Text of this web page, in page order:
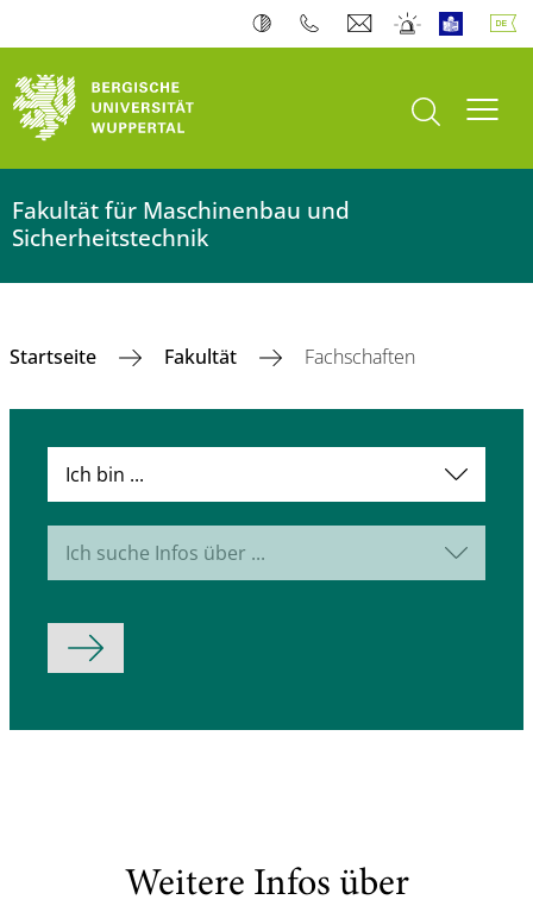
Suche öffnen
Fakultät für Maschinenbau und
Sicherheitstechnik
Startseite Fakultät Fachschaften
Ich bin ...
Ich suche Infos über ...
Formular abschicken
Weitere Infos über